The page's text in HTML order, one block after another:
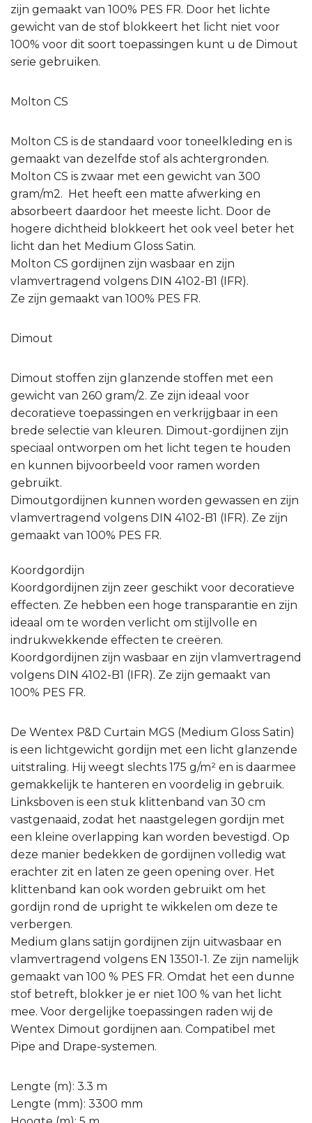
zijn gemaakt van 100% PES FR. Door het lichte
gewicht van de stof blokkeert het licht niet voor
100% voor dit soort toepassingen kunt u de Dimout
serie gebruiken.
Molton CS
Molton CS is de standaard voor toneelkleding en is
gemaakt van dezelfde stof als achtergronden.
Molton CS is zwaar met een gewicht van 300
gram/m2. Het heeft een matte afwerking en
absorbeert daardoor het meeste licht. Door de
hogere dichtheid blokkeert het ook veel beter het
licht dan het Medium Gloss Satin.
Molton CS gordijnen zijn wasbaar en zijn
vlamvertragend volgens DIN 4102-B1 (IFR).
Ze zijn gemaakt van 100% PES FR.
Dimout
Dimout stoffen zijn glanzende stoffen met een
gewicht van 260 gram/2. Ze zijn ideaal voor
decoratieve toepassingen en verkrijgbaar in een
brede selectie van kleuren. Dimout-gordijnen zijn
speciaal ontworpen om het licht tegen te houden
en kunnen bijvoorbeeld voor ramen worden
gebruikt.
Dimoutgordijnen kunnen worden gewassen en zijn
vlamvertragend volgens DIN 4102-B1 (IFR). Ze zijn
gemaakt van 100% PES FR.
Koordgordijn
Koordgordijnen zijn zeer geschikt voor decoratieve
effecten. Ze hebben een hoge transparantie en zijn
ideaal om te worden verlicht om stijlvolle en
indrukwekkende effecten te creëren.
Koordgordijnen zijn wasbaar en zijn vlamvertragend
volgens DIN 4102-B1 (IFR). Ze zijn gemaakt van
100% PES FR.
De Wentex P&D Curtain MGS (Medium Gloss Satin)
is een lichtgewicht gordijn met een licht glanzende
uitstraling. Hij weegt slechts 175 g/m² en is daarmee
gemakkelijk te hanteren en voordelig in gebruik.
Linksboven is een stuk klittenband van 30 cm
vastgenaaid, zodat het naastgelegen gordijn met
een kleine overlapping kan worden bevestigd. Op
deze manier bedekken de gordijnen volledig wat
erachter zit en laten ze geen opening over. Het
klittenband kan ook worden gebruikt om het
gordijn rond de upright te wikkelen om deze te
verbergen.
Medium glans satijn gordijnen zijn uitwasbaar en
vlamvertragend volgens EN 13501-1. Ze zijn namelijk
gemaakt van 100 % PES FR. Omdat het een dunne
stof betreft, blokker je er niet 100 % van het licht
mee. Voor dergelijke toepassingen raden wij de
Wentex Dimout gordijnen aan. Compatibel met
Pipe and Drape-systemen.
Lengte (m): 3.3 m
Lengte (mm): 3300 mm